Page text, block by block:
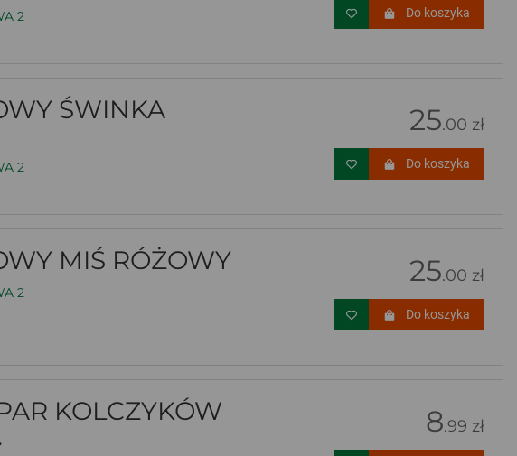
2
Do koszyka
ŚWINKA
2
25.00 zł
Do koszyka
MIŚ RÓŻOWY
2
25.00 zł
Do koszyka
KOLCZYKÓW
8.99 zł